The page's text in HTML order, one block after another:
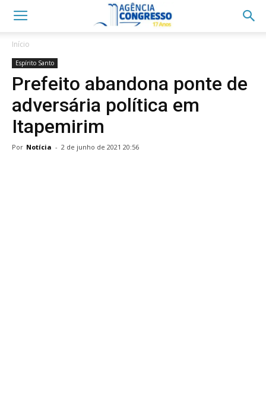
Início
Espírito Santo
Prefeito abandona ponte de
adversária política em
Itapemirim
Por Notícia - 2 de junho de 2021 20:56